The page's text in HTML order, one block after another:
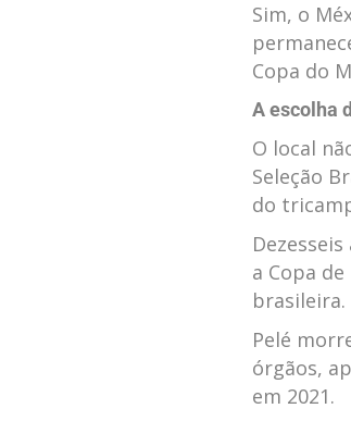
Sim, o
Copa do
A escolha
O local
Seleção
do
a Copa
brasileira.
Pelé
órgãos,
em 2021.